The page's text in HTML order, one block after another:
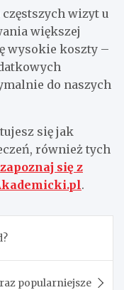
wizyt u
większej
wysokie koszty –
do naszych
się jak
również tych
zapoznaj się z
.
popularniejsze